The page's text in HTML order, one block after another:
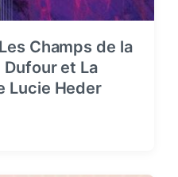
Champs de la
Dufour et La
Lucie Heder